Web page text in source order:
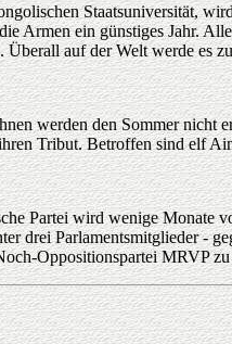
Staatsuniversität,
Armen ein günstiges Jahr.
auf der Welt werde es
werden den Sommer
Tribut. Betroffen sind elf
Partei wird wenige Monate
drei Parlamentsmitglieder -
Oppositionspartei MRVP